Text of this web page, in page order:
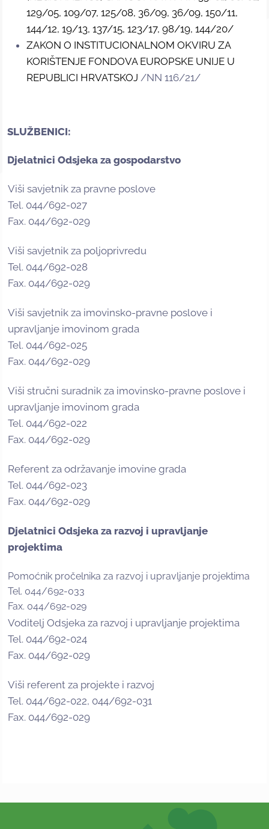
129/05, 109/07, 125/08, 36/09, 36/09, 150/11,
144/12, 19/13, 137/15, 123/17, 98/19, 144/20/
ZAKON O INSTITUCIONALNOM OKVIRU ZA
KORIŠTENJE FONDOVA EUROPSKE UNIJE U
REPUBLICI HRVATSKOJ /NN 116/21/
SLUŽBENICI:
Djelatnici Odsjeka za gospodarstvo
Viši savjetnik za pravne poslove
Tel. 044/692-027
Fax. 044/692-029
Viši savjetnik za poljoprivredu
Tel. 044/692-028
Fax. 044/692-029
Viši savjetnik za imovinsko-pravne poslove i
upravljanje imovinom grada
Tel. 044/692-025
Fax. 044/692-029
Viši stručni suradnik za imovinsko-pravne poslove i
upravljanje imovinom grada
Tel. 044/692-022
Fax. 044/692-029
Referent za održavanje imovine grada
Tel. 044/692-023
Fax. 044/692-029
Djelatnici Odsjeka za razvoj i upravljanje
projektima
Pomoćnik pročelnika za razvoj i upravljanje projektima
Tel. 044/692-033
Fax. 044/692-029
Voditelj Odsjeka za razvoj i upravljanje projektima
Tel. 044/692-024
Fax. 044/692-029
Viši referent za projekte i razvoj
Tel. 044/692-022, 044/692-031
Fax. 044/692-029